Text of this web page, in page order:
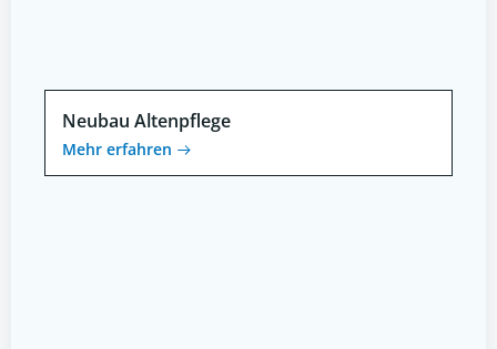
Neubau Altenpflege
Mehr erfahren